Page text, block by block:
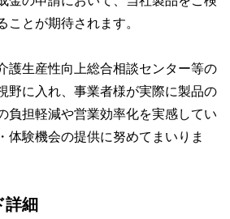
とが期待されます。
護生産性向上総合相談センター等の
野に入れ、事業者様が実際に製品の
負担軽減や営業効率化を実感してい
体験機会の提供に努めてまいりま
詳細